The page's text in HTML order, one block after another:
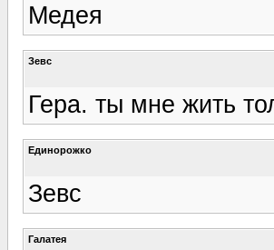
Медея
Зевс
Гера. ты мне жить
Единорожко
Зевс
Галатея